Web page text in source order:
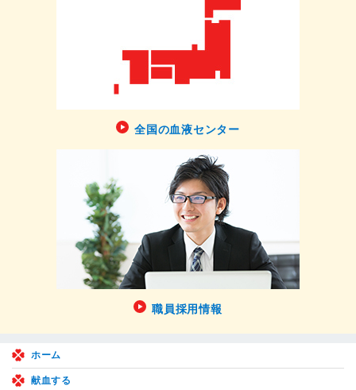
全国の血液センター
職員採用情報
ホーム
献血する